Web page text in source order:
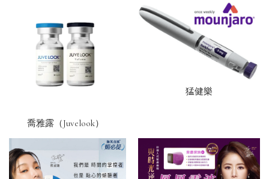
喬雅露（Juvelook）
猛健樂